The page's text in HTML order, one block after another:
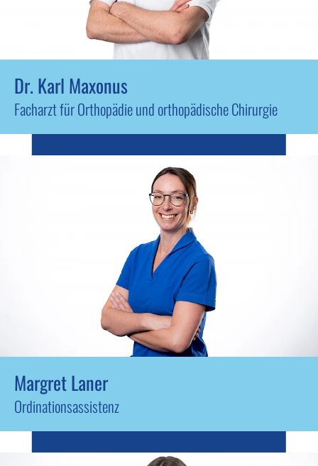
Dr. Karl Maxonus
Facharzt für Orthopädie und orthopädische Chirurgie
Margret Laner
Ordinationsassistenz